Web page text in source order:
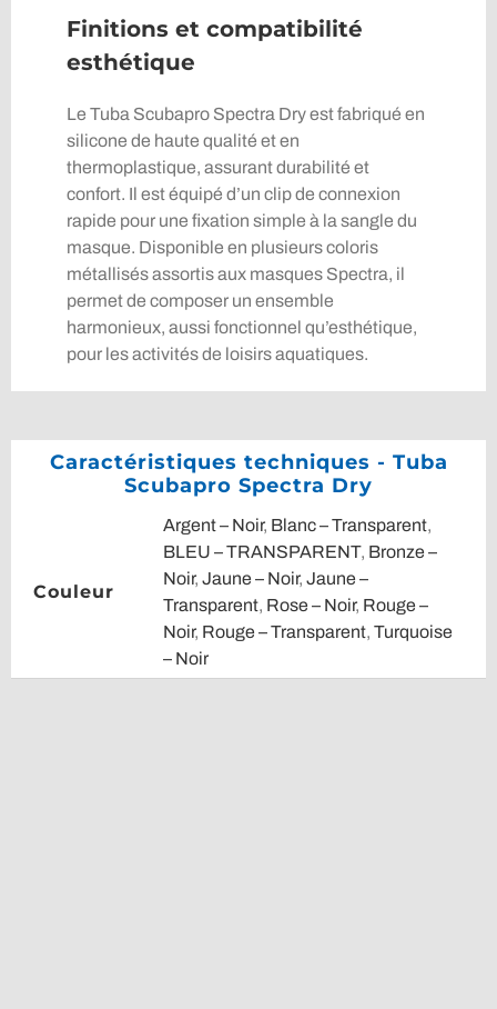
Finitions et compatibilité
esthétique
Le Tuba Scubapro Spectra Dry est fabriqué en
silicone de haute qualité et en
thermoplastique, assurant durabilité et
confort. Il est équipé d’un clip de connexion
rapide pour une fixation simple à la sangle du
masque. Disponible en plusieurs coloris
métallisés assortis aux masques Spectra, il
permet de composer un ensemble
harmonieux, aussi fonctionnel qu’esthétique,
pour les activités de loisirs aquatiques.
Caractéristiques techniques - Tuba
Scubapro Spectra Dry
Couleur
Argent – Noir, Blanc – Transparent,
BLEU – TRANSPARENT, Bronze –
Noir, Jaune – Noir, Jaune –
Transparent, Rose – Noir, Rouge –
Noir, Rouge – Transparent, Turquoise
– Noir